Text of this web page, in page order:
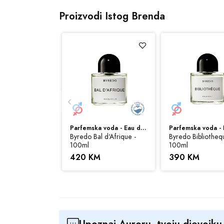
Bazne note:
Zapremina:100
Sve cijene na
ovom sajtu budu
informacije i
Proizvodi Istog Brenda
Parfemska voda - Eau de Parfum (EDP)
Byredo Bal d‘Afrique -
100ml
420 KM
Byredo
100ml
390 KM